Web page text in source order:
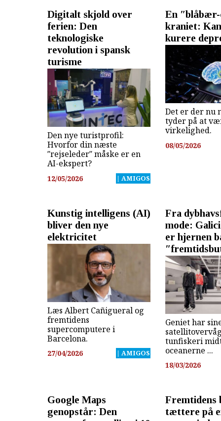
Digitalt skjold over
ferien: Den
teknologiske
revolution i spansk
turisme
Den nye turistprofil:
Hvorfor din næste
″rejseleder″ måske er en
AI-ekspert?
12/05/2026 | AMIGOS
En
kraniet:
kurere
Det er der nu
tyder på at
virkelighed.
08/05/2026
Kunstig intelligens (AI)
bliver den nye
elektricitet
Læs Albert Cañigueral og
fremtidens
supercomputere i
Barcelona.
27/04/2026 | AMIGOS
Fra
mode:
er hjernen
Geniet har
tunfiskeri
oceanerne ...
18/03/2026
Google Maps
genopstår: Den
Fremtidens
tættere på